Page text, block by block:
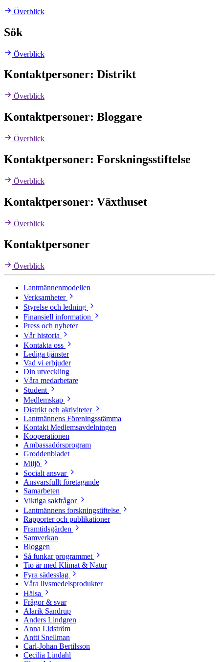
Överblick
Sök
Överblick
Kontaktpersoner: Distrikt
Överblick
Kontaktpersoner: Bloggare
Överblick
Kontaktpersoner: Forskningsstiftelse
Överblick
Kontaktpersoner: Växthuset
Överblick
Kontaktpersoner
Överblick
Lantmännenmodellen
Verksamheter
Styrelse och ledning
Finansiell information
Press och nyheter
Vår historia
Kontakta oss
Lediga tjänster
Vad vi erbjuder
Din utveckling
Våra medarbetare
Student
Medlemskap
Distrikt och aktiviteter
Lantmännens Föreningsstämma
Kontakt Medlemsavdelningen
Kooperationen
Ambassadörsprogram
Groddenbladet
Miljö
Socialt ansvar
Ansvarsfullt företagande
Samarbeten
Viktiga sakfrågor
Lantmännens forskningstiftelse
Rapporter och publikationer
Framtidsgården
Samverkan
Bloggen
Så funkar programmet
Tio år med Klimat & Natur
Fyra sädesslag
Våra livsmedelsprodukter
Hälsa
Frågor & svar
Alarik Sandrup
Anders Lindgren
Anna Lidström
Antti Snellman
Carl-Johan Bertilsson
Cecilia Lindahl